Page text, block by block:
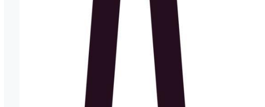
Gráficos en Movimiento
Imágenes Editoriales
Eventos Editoriales